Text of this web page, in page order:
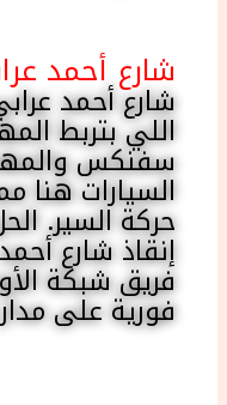
شارع أحمد
شارع أحمد
اللي بتربط
سفنكس
السيارات
حركة السير.
إنقاذ شارع
فريق شبكة
فورية على